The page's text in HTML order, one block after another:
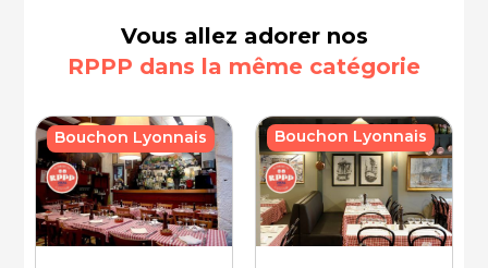
Vous allez adorer nos
RPPP dans la même catégorie
Bouchon Lyonnais Bouchon Lyonnais